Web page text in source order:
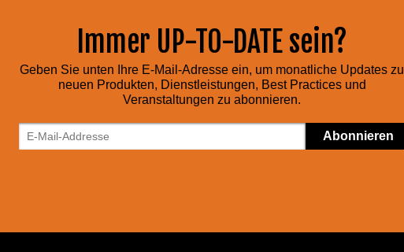
Immer UP-TO-DATE sein?
Geben Sie unten Ihre E-Mail-Adresse ein, um monatliche Updates zu
neuen Produkten, Dienstleistungen, Best Practices und
Veranstaltungen zu abonnieren.